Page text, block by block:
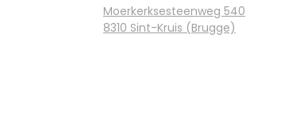
Moerkerksesteenweg 540
8310 Sint-Kruis (Brugge)